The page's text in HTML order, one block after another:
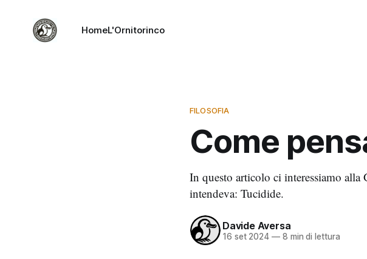
HomeL'Ornitorinco
FILOSOFIA
Come
In questo articolo ci interessiamo
intendeva: Tucidide.
Davide Aversa
16 set 2024 —8 min di lettura